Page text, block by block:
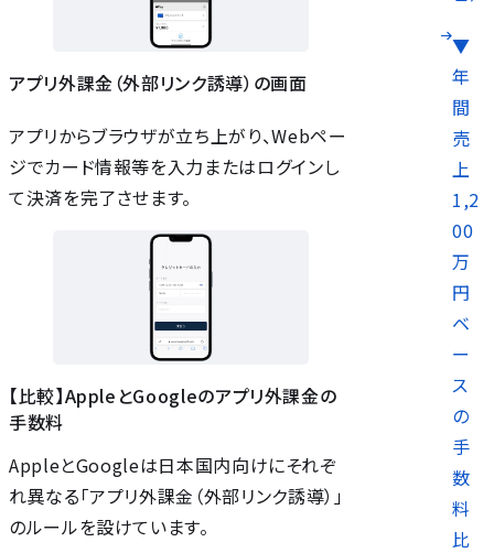
▼
年
間
売
上
1,2
00
万
円
ベ
ー
ス
の
手
数
料
比
アプリ外課金（外部リンク誘導）の画面
アプリからブラウザが立ち上がり、Webペー
ジでカード情報等を入力またはログインし
て決済を完了させます。
【比較】AppleとGoogleのアプリ外課金の
手数料
AppleとGoogleは日本国内向けにそれぞ
れ異なる「アプリ外課金（外部リンク誘導）」
のルールを設けています。